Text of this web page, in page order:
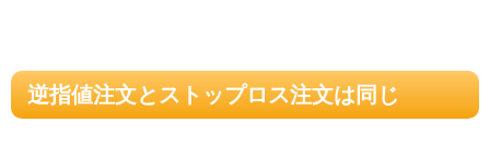
逆指値注文とストップロス注文は同じ